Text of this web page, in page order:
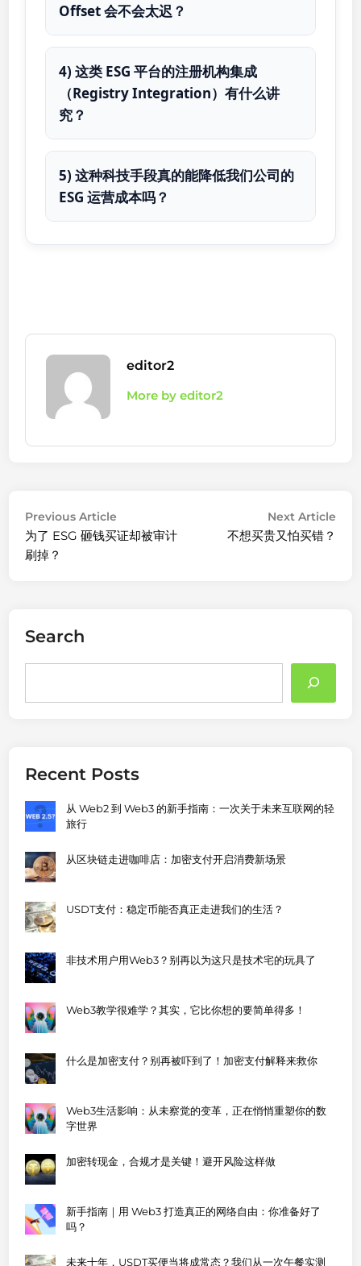
Offset 会不会太迟？
4) 这类 ESG 平台的注册机构集成
（Registry Integration）有什么讲
究？
5) 这种科技手段真的能降低我们公司的
ESG 运营成本吗？
editor2
More by editor2
Post
navigation
Previous Article
article:
为了 ESG 砸钱买证却被审计
刷掉？
Next Article
不想买贵又怕买错？
Search
Recent Posts
从 Web2 到 Web3 的新手指南：一次关于未来互联网的轻
旅行
从区块链走进咖啡店：加密支付开启消费新场景
USDT支付：稳定币能否真正走进我们的生活？
非技术用户用Web3？别再以为这只是技术宅的玩具了
Web3教学很难学？其实，它比你想的要简单得多！
什么是加密支付？别再被吓到了！加密支付解释来救你
Web3生活影响：从未察觉的变革，正在悄悄重塑你的数
字世界
加密转现金，合规才是关键！避开风险这样做
新手指南｜用 Web3 打造真正的网络自由：你准备好了
吗？
未来十年，USDT买便当将成常态？我们从一次午餐实测